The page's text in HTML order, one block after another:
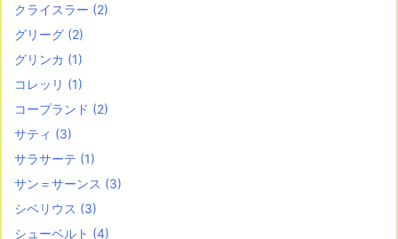
クライスラー (2)
グリーグ (2)
グリンカ (1)
コレッリ (1)
コープランド (2)
サティ (3)
サラサーテ (1)
サン＝サーンス (3)
シベリウス (3)
シューベルト (4)